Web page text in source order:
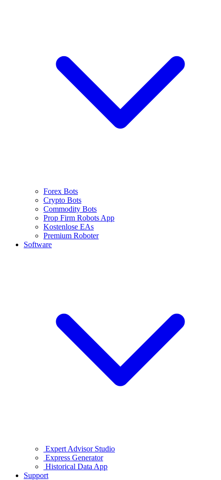
Forex Bots
Crypto Bots
Commodity Bots
Prop Firm Robots App
Kostenlose EAs
Premium Roboter
Software
Expert Advisor Studio
Express Generator
Historical Data App
Support